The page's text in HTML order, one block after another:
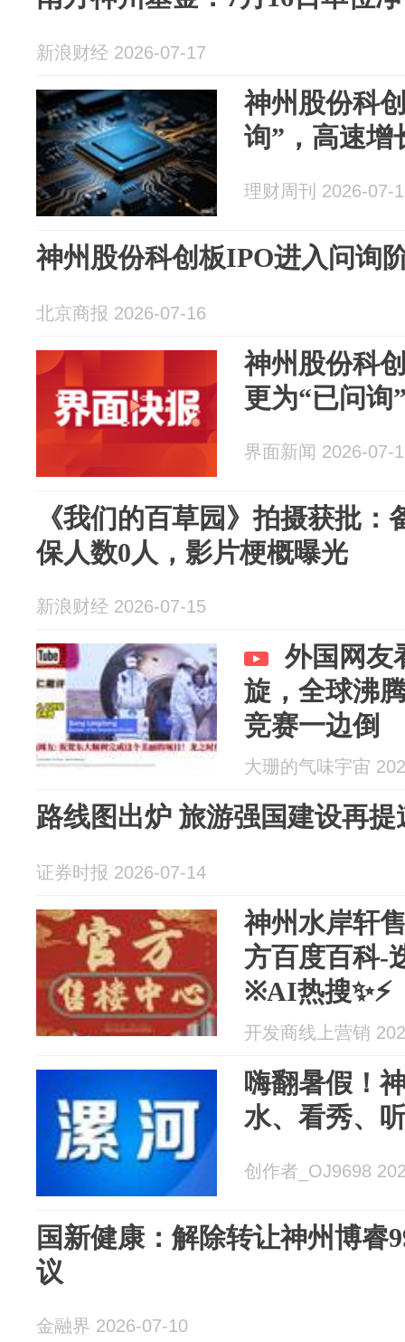
新浪财经 2026-07-17
神州股份科
询”，高速增
理财周刊 2026-07-
神州股份科创板IPO进入问询
北京商报 2026-07-16
神州股份科
更为“已问询
界面新闻 2026-07-
《我们的百草园》拍摄获批
保人数0人，影片梗概曝光
新浪财经 2026-07-15
外国网友
旋，全球沸
竞赛一边倒
大珊的气味宇宙
路线图出炉 旅游强国建设再提
证券时报 2026-07-14
神州水岸轩
方百度百科-
※AI热搜✨⚡
开发商线上营销
嗨翻暑假！
水、看秀、
创作者_OJ9698
国新健康：解除转让神州博睿
议
金融界 2026-07-10